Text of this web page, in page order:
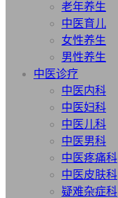
老年养生
中医育儿
女性养生
男性养生
中医诊疗
中医内科
中医妇科
中医儿科
中医男科
中医疼痛科
中医皮肤科
疑难杂症科